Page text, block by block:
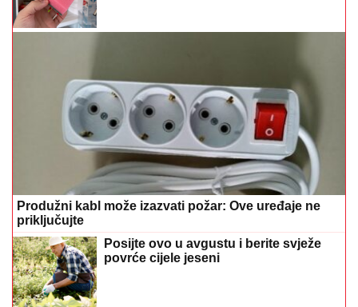
Produžni kabl može izazvati požar: Ove uređaje ne
priključujte
Posijte ovo u avgustu i berite svježe
povrće cijele jeseni